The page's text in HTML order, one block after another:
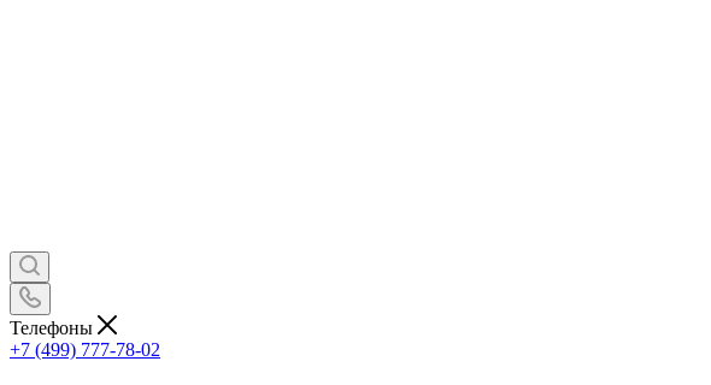
Телефоны
+7 (499) 777-78-02